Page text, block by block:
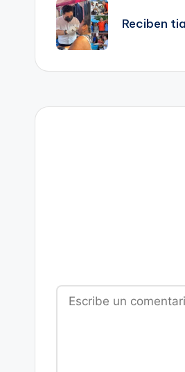
de
entradas
Reciben